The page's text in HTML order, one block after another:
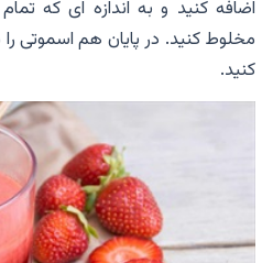
اضافه کنید و به اندازه ای که
مخلوط کنید. در پایان هم اسموتی
کنید.